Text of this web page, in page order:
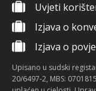
Uvjeti
Izjava o
Izjava o
Upisano u sudski
20/6497-2, MBS: